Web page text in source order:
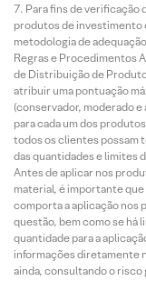
Para fins de verificação
produtos de investimento
metodologia de
Regras e Procedimentos
de Distribuição de
atribuir uma pontuação
(conservador, moderado
para cada um dos
todos os clientes possam
das quantidades e limites
Antes de aplicar nos
material, é importante
comporta a aplicação nos
questão, bem como se há
quantidade para a
informações diretamente
ainda, consultando o risco